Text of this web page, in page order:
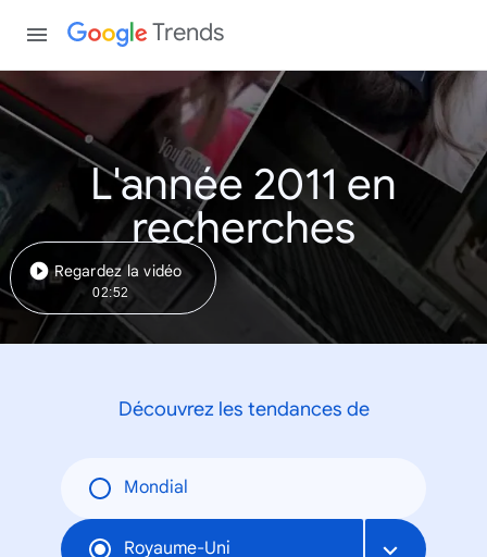
Trends
L'année 2011 en
recherches
Regardez la vidéo
02:52
Découvrez les tendances de
Mondial
Royaume-Uni